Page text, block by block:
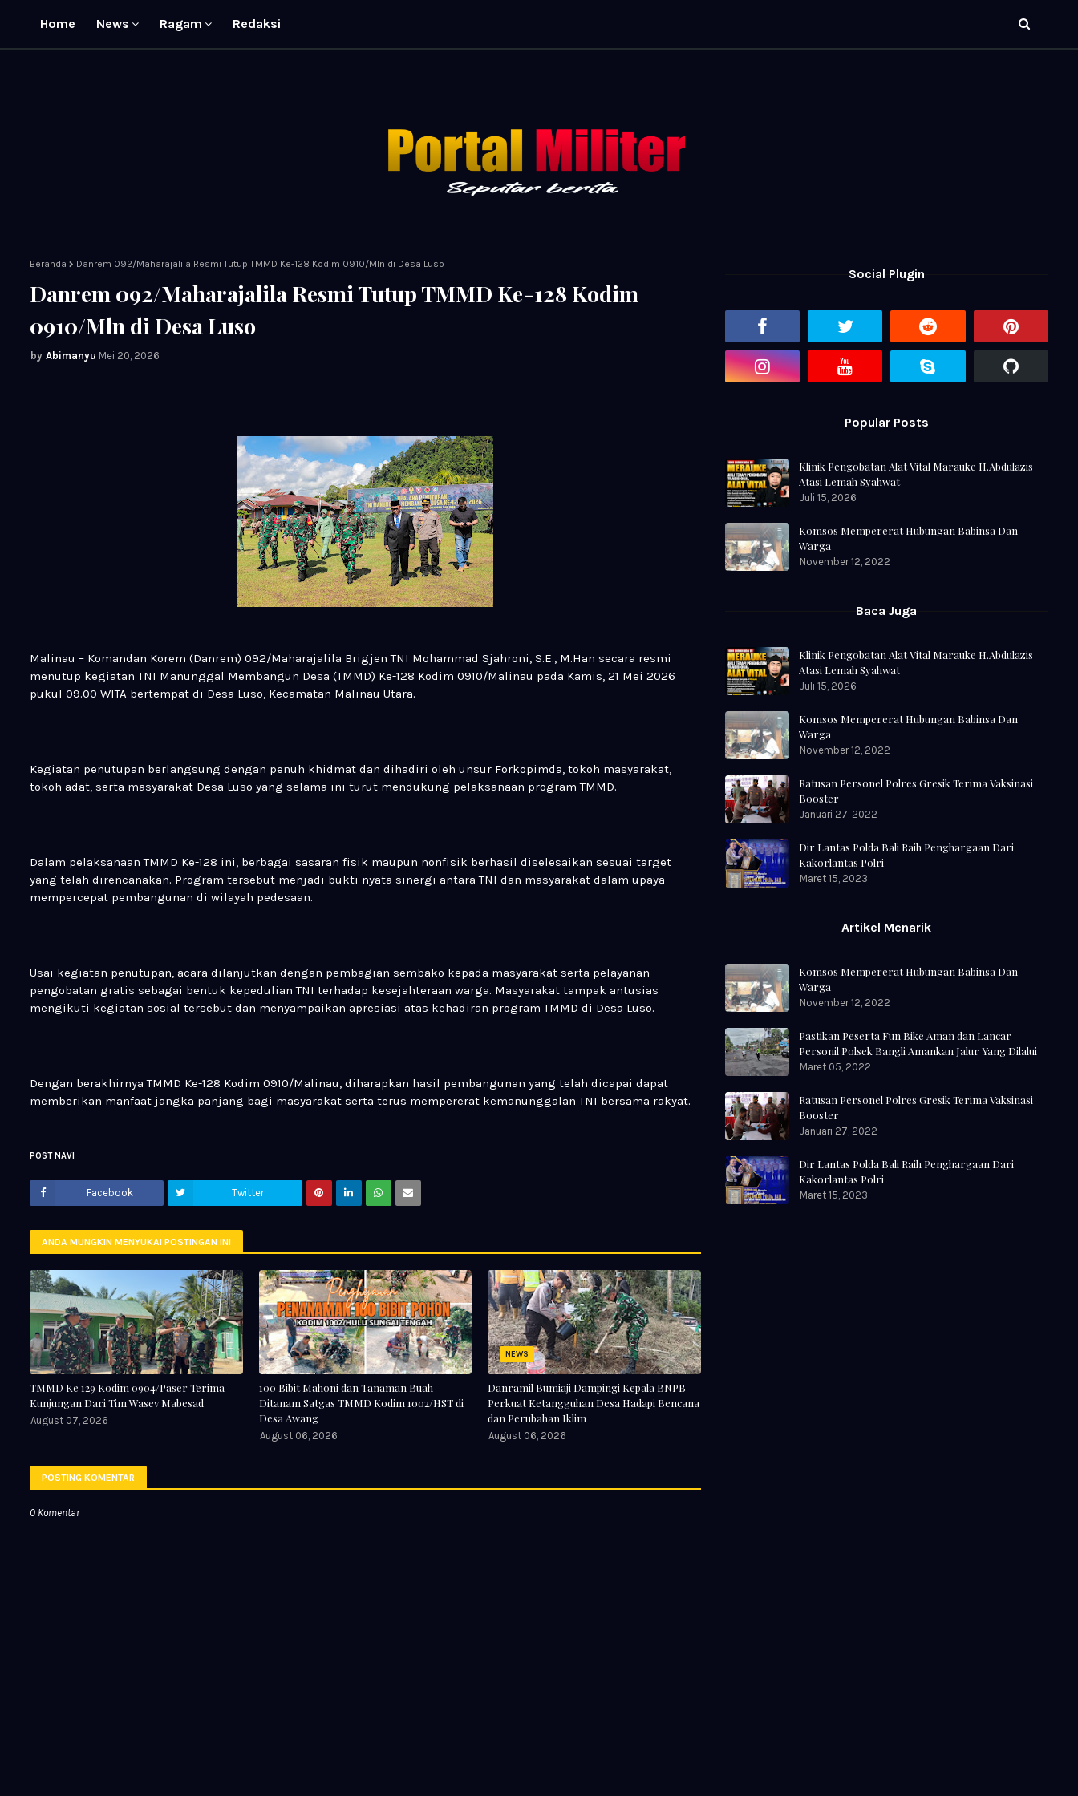
Home News Ragam Redaksi
Beranda Danrem 092/Maharajalila Resmi Tutup TMMD Ke-128 Kodim 0910/Mln di Desa Luso
Danrem 092/Maharajalila Resmi Tutup TMMD Ke-128 Kodim
0910/Mln di Desa Luso
Abimanyu Mei 20, 2026
Malinau – Komandan Korem (Danrem) 092/Maharajalila Brigjen TNI Mohammad Sjahroni, S.E., M.Han secara resmi
menutup kegiatan TNI Manunggal Membangun Desa (TMMD) Ke-128 Kodim 0910/Malinau pada Kamis, 21 Mei 2026
pukul 09.00 WITA bertempat di Desa Luso, Kecamatan Malinau Utara.
Kegiatan penutupan berlangsung dengan penuh khidmat dan dihadiri oleh unsur Forkopimda, tokoh masyarakat,
tokoh adat, serta masyarakat Desa Luso yang selama ini turut mendukung pelaksanaan program TMMD.
Dalam pelaksanaan TMMD Ke-128 ini, berbagai sasaran fisik maupun nonfisik berhasil diselesaikan sesuai target
yang telah direncanakan. Program tersebut menjadi bukti nyata sinergi antara TNI dan masyarakat dalam upaya
mempercepat pembangunan di wilayah pedesaan.
Usai kegiatan penutupan, acara dilanjutkan dengan pembagian sembako kepada masyarakat serta pelayanan
pengobatan gratis sebagai bentuk kepedulian TNI terhadap kesejahteraan warga. Masyarakat tampak antusias
mengikuti kegiatan sosial tersebut dan menyampaikan apresiasi atas kehadiran program TMMD di Desa Luso.
Dengan berakhirnya TMMD Ke-128 Kodim 0910/Malinau, diharapkan hasil pembangunan yang telah dicapai dapat
memberikan manfaat jangka panjang bagi masyarakat serta terus mempererat kemanunggalan TNI bersama rakyat.
POST NAVI
Facebook Twitter
ANDA MUNGKIN MENYUKAI POSTINGAN INI
TMMD Ke 129 Kodim 0904/Paser Terima
Kunjungan Dari Tim Wasev Mabesad
August 07, 2026
100 Bibit Mahoni dan Tanaman Buah
Ditanam Satgas TMMD Kodim 1002/HST di
Desa Awang
August 06, 2026
NEWS
Danramil Bumiaji Dampingi Kepala BNPB
Perkuat Ketangguhan Desa Hadapi Bencana
dan Perubahan Iklim
August 06, 2026
POSTING KOMENTAR
0 Komentar
Social Plugin
Popular Posts
Klinik Pengobatan Alat Vital Marauke H.Abdulazis
Atasi Lemah Syahwat
Juli 15, 2026
Komsos Mempererat Hubungan Babinsa Dan
Warga
November 12, 2022
Baca Juga
Klinik Pengobatan Alat Vital Marauke H.Abdulazis
Atasi Lemah Syahwat
Juli 15, 2026
Komsos Mempererat Hubungan Babinsa Dan
Warga
November 12, 2022
Ratusan Personel Polres Gresik Terima Vaksinasi
Booster
Januari 27, 2022
Dir Lantas Polda Bali Raih Penghargaan Dari
Kakorlantas Polri
Maret 15, 2023
Artikel Menarik
Komsos Mempererat Hubungan Babinsa Dan
Warga
November 12, 2022
Pastikan Peserta Fun Bike Aman dan Lancar
Personil Polsek Bangli Amankan Jalur Yang Dilalui
Maret 05, 2022
Ratusan Personel Polres Gresik Terima Vaksinasi
Booster
Januari 27, 2022
Dir Lantas Polda Bali Raih Penghargaan Dari
Kakorlantas Polri
Maret 15, 2023